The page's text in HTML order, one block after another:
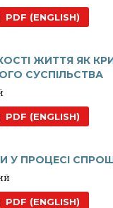
PDF (ENGLISH)
ЖИТТЯ ЯК
СУСПІЛЬСТВА
PDF (ENGLISH)
У ПРОЦЕСІ
PDF (ENGLISH)